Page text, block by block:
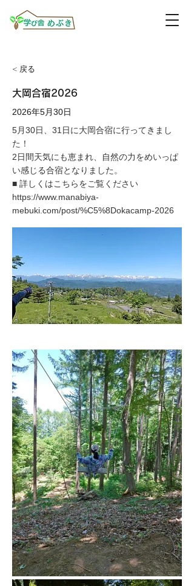
< 戻る
大岡合宿2026
2026年5月30日
5月30日、31日に大岡合宿に行ってきまし
た！
2日間天気にも恵まれ、自然の力をめいっぱ
い感じる合宿となりました。
■ 詳しくはこちらをご覧ください
https://www.manabiya-
mebuki.com/post/%C5%8Dokacamp-2026